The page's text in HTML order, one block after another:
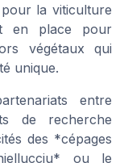
la viticulture
en place pour
végétaux qui
unique.
entre
de recherche
des *cépages
ou le